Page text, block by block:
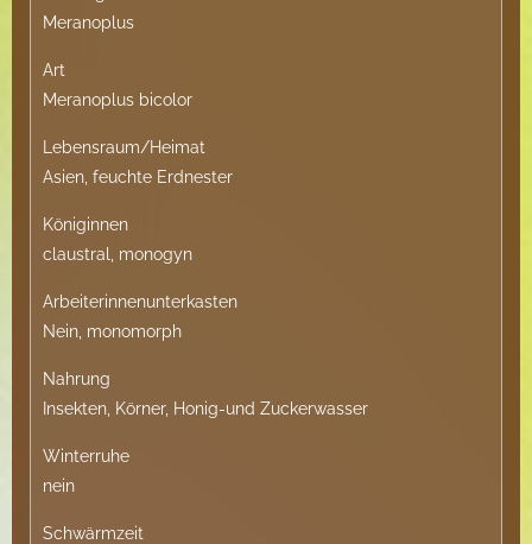
Meranoplus
Art
Meranoplus bicolor
Lebensraum/Heimat
Asien, feuchte Erdnester
Königinnen
claustral, monogyn
Arbeiterinnenunterkasten
Nein, monomorph
Nahrung
Insekten, Körner, Honig-und Zuckerwasser
Winterruhe
nein
Schwärmzeit